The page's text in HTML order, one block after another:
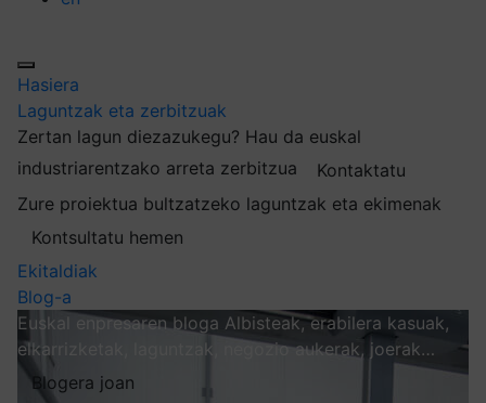
Hasiera
Laguntzak eta zerbitzuak
Zertan lagun diezazukegu? Hau da euskal
industriarentzako arreta zerbitzua
Kontaktatu
Zure proiektua bultzatzeko laguntzak eta ekimenak
Kontsultatu hemen
Ekitaldiak
Blog-a
Euskal enpresaren bloga Albisteak, erabilera kasuak,
elkarrizketak, laguntzak, negozio aukerak, joerak…
Blogera joan